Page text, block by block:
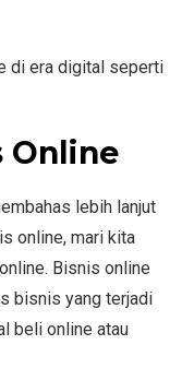
di era digital seperti
Online
lebih lanjut
online, mari kita
Bisnis online
bisnis yang terjadi
beli online atau